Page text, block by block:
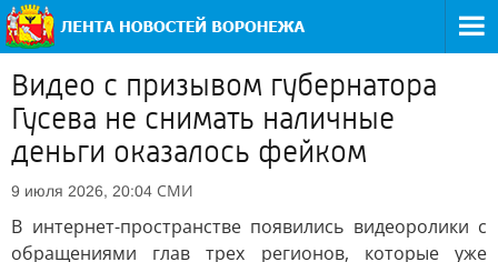
Видео с призывом губернатора
Гусева не снимать наличные
деньги оказалось фейком
9 июля 2026, 20:04 СМИ
В интернет-пространстве появились видеоролики с
обращениями глав трех регионов, которые уже